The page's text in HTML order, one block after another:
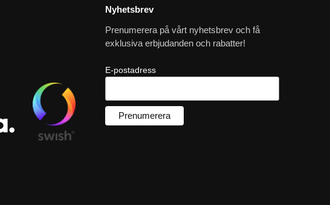
Nyhetsbrev
Prenumerera på vårt nyhetsbrev och få
exklusiva erbjudanden och rabatter!
E-postadress